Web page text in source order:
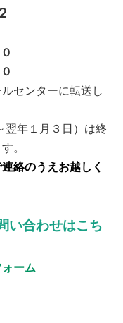
センターに転送し
翌年１月３日）は終
。
絡のうえお越しく
い合わせはこち
ーム